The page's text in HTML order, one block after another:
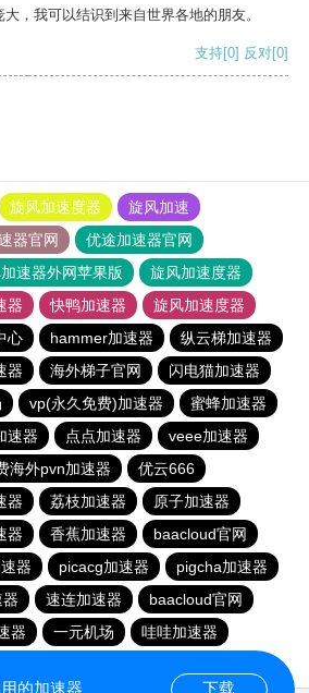
，我可以结识到来自世界各地的朋友。
支持[0] 反对[0]
旋风加速度器
旋风加速
器官网
优途加速器官网
速器外网苹果版
旋风加速度器
器 快鸭加速器
旋风加速度器
心 hammer加速器
纵云梯加速器
器 海外梯子官网
闪电猫加速器
vp(永久免费)加速器
蜜蜂加速器
速器 点点加速器
veee加速器
海外pvn加速器
优云666
器 荔枝加速器
原子加速器
器 香蕉加速器
baacloud官网
器 picacg加速器
pigcha加速器
速连加速器
baacloud官网
器 一元机场
哇哇加速器
的加速器 下载